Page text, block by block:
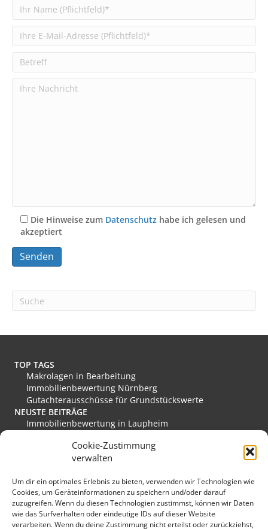
Cookie-Zustimmung
verwalten
Um dir ein optimales Erlebnis zu bieten, verwenden wir Technologien wie
Cookies, um Geräteinformationen zu speichern und/oder darauf
zuzugreifen. Wenn du diesen Technologien zustimmst, können wir Daten
wie das Surfverhalten oder eindeutige IDs auf dieser Website
verarbeiten. Wenn du deine Zustimmung nicht erteilst oder zurückziehst,
Die Hinweise zum Datenschutz habe ich gelesen und
akzeptiert
l
e
n
tTOP TAGS
Makrolagen in Bearbeitung
Immobilienbewertung Nürnberg
Gutachterausschüsse für Grundstückswerte
NEUSTE BEITRÄGE
Immobilienbewertung in Laupheim
Immobilienbewertung in Edewecht
Immobilienbewertung in Stadthagen
Immobilienbewertung in Eislingen/Fils
MEINE FAVORITEN
Verkehrswert
Grundstücksmarkt Deutschland